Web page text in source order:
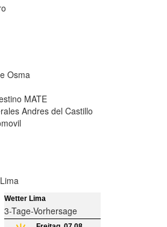
Osma
MATE
Andres del Castillo
Wetter Lima
3-Tage-Vorhersage